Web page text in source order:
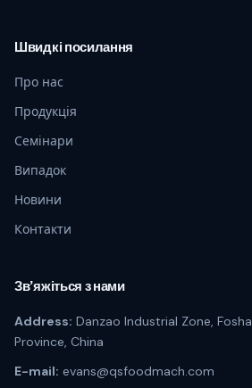
Швидкі посилання
Про нас
Продукція
Семінари
Випадок
Новини
Контакти
Зв’яжіться з нами
Address: Danzao Industrial Zone,
Province, China
E-mail: evans@qsfoodmach.com